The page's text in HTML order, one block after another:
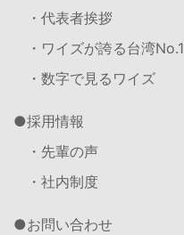
・代表者挨拶
・ワイズが誇る台湾No.1
・数字で見るワイズ
採用情報
・先輩の声
・社内制度
お問い合わせ